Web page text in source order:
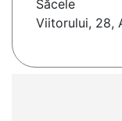
Săcele
Viitorului, 28,